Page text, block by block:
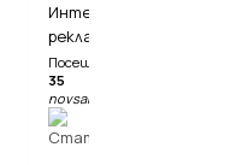
Интернет
реклама.
Посещения:
35
novsait.eu